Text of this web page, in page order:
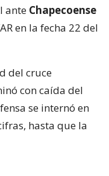
ante Chapecoense
en la fecha 22 del
del cruce
con caída del
se internó en
hasta que la